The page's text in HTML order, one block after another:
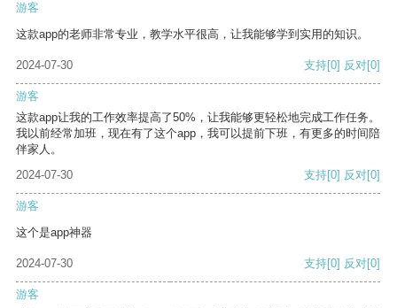
游客
这款app的老师非常专业，教学水平很高，让我能够学到实用的知识。
2024-07-30 支持[0] 反对[0]
游客
这款app让我的工作效率提高了50%，让我能够更轻松地完成工作任务。
我以前经常加班，现在有了这个app，我可以提前下班，有更多的时间陪
伴家人。
2024-07-30
支持[0] 反对[0]
游客
这个是app神器
2024-07-30 支持[0] 反对[0]
游客